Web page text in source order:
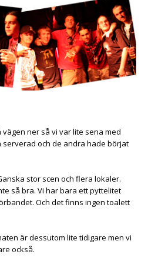
ner så vi var lite sena med
serverad och de andra hade börjat
stor scen och flera lokaler.
så bra. Vi har bara ett pyttelitet
Och det finns ingen toalett
är dessutom lite tidigare men vi
också.